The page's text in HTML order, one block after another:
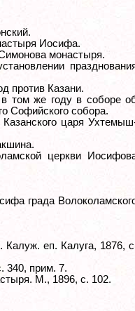
Иосифа.
монастыря.
против Казани.
том же году в соборе
Софийского собора.
царя
церкви
града
еп. Калуга, 1876,
340, прим. 7.
М., 1896, с. 102.